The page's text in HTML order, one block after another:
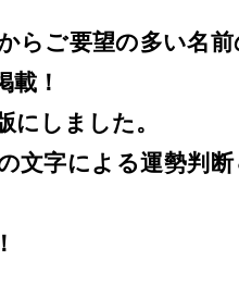
らご要望の多い名
載！
にしました。
文字による運勢判